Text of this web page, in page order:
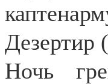
Дезертир
Ночь